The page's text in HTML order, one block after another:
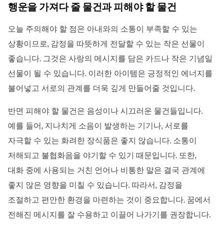
행운을 가져다 줄 물건과 피해야 할 물건
오늘 주의해야 할 점은 아내와의 소통이 부족할 수 있는
상황이므로, 감정을 따뜻하게 전달할 수 있는 작은 선물이
좋습니다. 그것은 사랑의 메시지를 담은 카드나 작은 기념일
선물이 될 수 있습니다. 이러한 아이템은 긍정적인 에너지를
불어넣고 서로의 관계를 더욱 깊게 만들어줄 것입니다.
반면 피해야 할 물건은 음성이나 시끄러운 물건들입니다.
예를 들어, 지나치게 소음이 발생하는 기기나, 서로를
자극할 수 있는 화려한 장식품은 좋지 않습니다. 소통이
저해되고 불협화음을 야기할 수 있기 때문입니다. 또한,
대화 중에 사용되는 거친 언어나 비통한 말은 결국 관계에
좋지 않은 영향을 미칠 수 있습니다. 따라서, 감정을
조절하고 편안한 환경을 마련하는 것이 중요합니다. 꿈에서
전해진 메시지를 잘 수용하고 이끌어 나가기를 권장합니다.